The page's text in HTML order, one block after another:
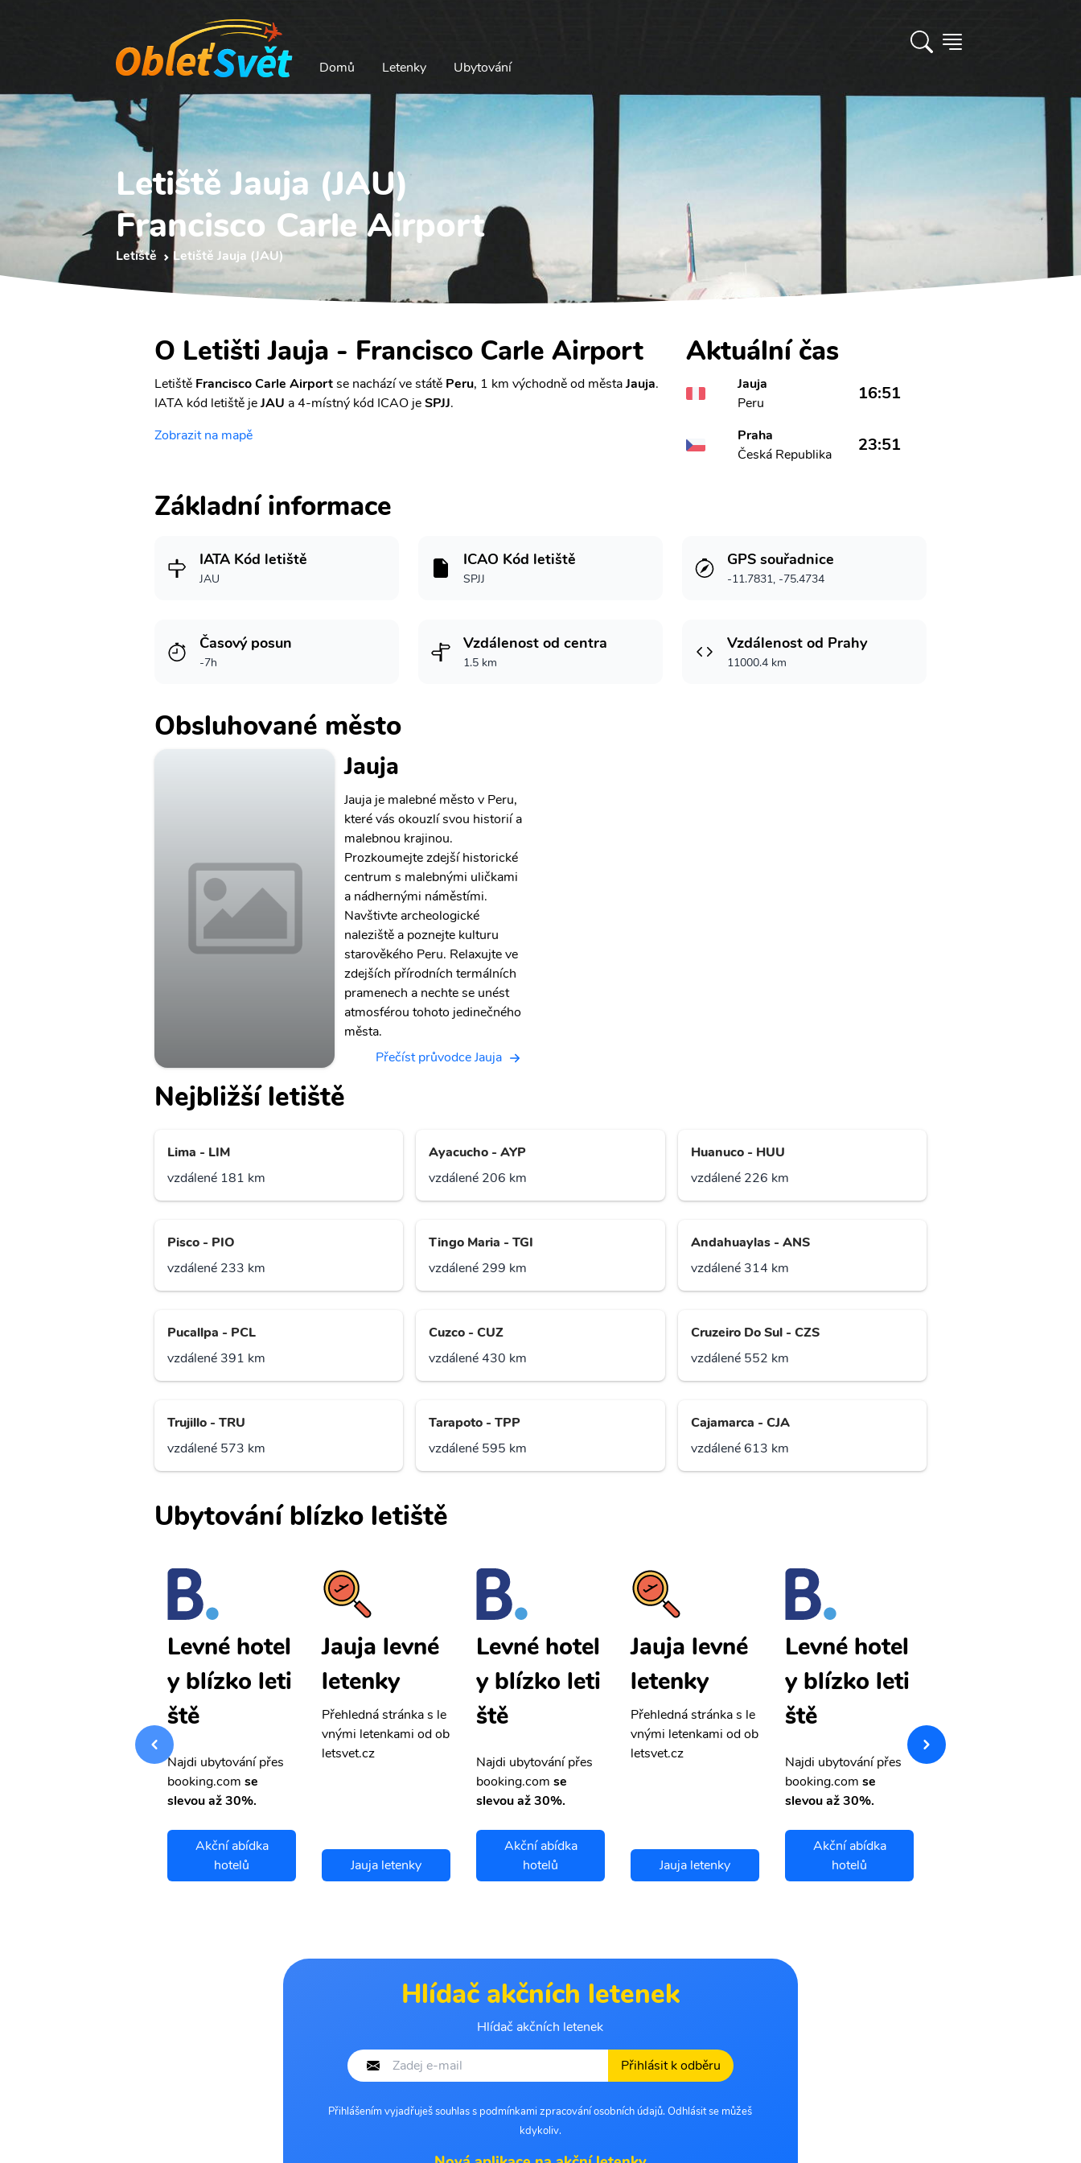
Domů Letenky Ubytování
Letiště Jauja (JAU)
Francisco Carle Airport
Letiště Letiště Jauja (JAU)
O Letišti Jauja - Francisco Carle Airport
Letiště Francisco Carle Airportse nachází ve státě Peru, 1 km východně od městaJauja.
IATA kód letiště jeJAU a 4-místný kód ICAO jeSPJJ.
Zobrazit na mapě
Aktuální čas
Jauja
Peru
16:51
Praha
Česká Republika
23:51
Základní informace
IATA Kód letiště
JAU
ICAO Kód letiště
SPJJ
GPS souřadnice
-11.7831, -75.4734
Časový posun
-7h
Vzdálenost od centra
1.5 km
Vzdálenost od Prahy
11000.4 km
Obsluhované město
Jauja
Jauja je malebné město v Peru,
které vás okouzlí svou historií a
malebnou krajinou.
Prozkoumejte zdejší historické
centrum s malebnými uličkami
a nádhernými náměstími.
Navštivte archeologické
naleziště a poznejte kulturu
starověkého Peru. Relaxujte ve
zdejších přírodních termálních
pramenech a nechte se unést
atmosférou tohoto jedinečného
města.
Přečíst průvodce Jauja
Nejbližší letiště
Lima - LIM
vzdálené 181 km
Ayacucho - AYP
vzdálené 206 km
Huanuco - HUU
vzdálené 226 km
Pisco - PIO
vzdálené 233 km
Tingo Maria - TGI
vzdálené 299 km
Andahuaylas - ANS
vzdálené 314 km
Pucallpa - PCL
vzdálené 391 km
Cuzco - CUZ
vzdálené 430 km
Cruzeiro Do Sul - CZS
vzdálené 552 km
Trujillo - TRU
vzdálené 573 km
Tarapoto - TPP
vzdálené 595 km
Cajamarca - CJA
vzdálené 613 km
Ubytování blízko letiště
vnými letenkami od ob
Levné hotel
y blízko leti
ště
Najdi ubytování přes
booking.com se
slevou až 30%.
Akční abídka
hotelů
Jauja levné
letenky
Přehledná stránka s le
vnými letenkami od ob
letsvet.cz
Jauja letenky
Levné hotel
y blízko leti
ště
Najdi ubytování přes
booking.com se
slevou až 30%.
Akční abídka
hotelů
Jauja levné
letenky
Přehledná stránka s le
vnými letenkami od ob
letsvet.cz
Jauja letenky
Levné hotel
y blízko leti
ště
Najdi ubytování přes
booking.com se
slevou až 30%.
Akční abídka
hotelů
vnými letenkami od ob
letsvet.cz
Hlídač akčních letenek
Hlídač akčních letenek
Přihlásit k odběru
Přihlášením vyjadřuješ souhlas s podmínkami zpracování osobních údajů. Odhlásit se můžeš
kdykoliv.